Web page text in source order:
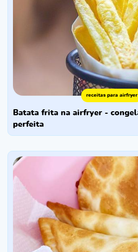
receitas para airfryer
batata frita na airfryer - congelada ou natural
perfeita